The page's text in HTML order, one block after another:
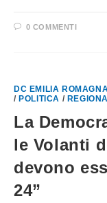
0 COMMENTI
DC EMILIA
/ POLITICA /
La
le Volanti
devono
24”